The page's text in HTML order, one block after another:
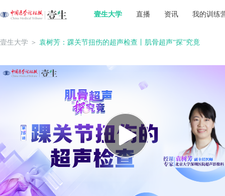
壹生大学 直播 资讯 我的训练
壹生大学 ＞ 袁树芳：踝关节扭伤的超声检查丨肌骨超声“探”究竟